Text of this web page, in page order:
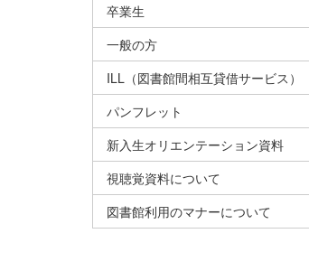
卒業生
一般の方
ILL（図書館間相互貸借サービス）
パンフレット
新入生オリエンテーション資料
視聴覚資料について
図書館利用のマナーについて